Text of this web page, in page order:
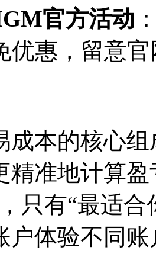
官方活动
优惠，留意
成本的核心
精准地计算
只有“最适
户体验不同